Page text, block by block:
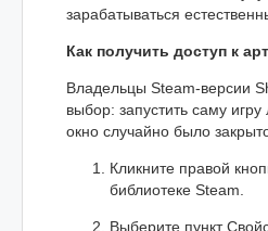
зарабатываться
Как получить доступ к
Владельцы Steam-версии
выбор: запустить саму
окно случайно было
Кликните правой
библиотеке Steam.
Выберите пункт